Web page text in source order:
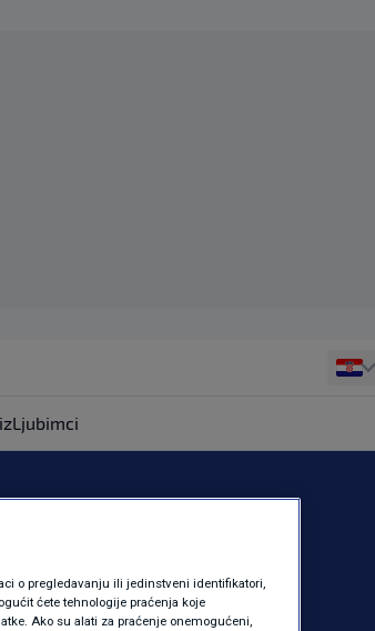
Ljubimci
o pregledavanju ili jedinstveni identifikatori,
ćete tehnologije praćenja koje
Ako su alati za praćenje onemogućeni,